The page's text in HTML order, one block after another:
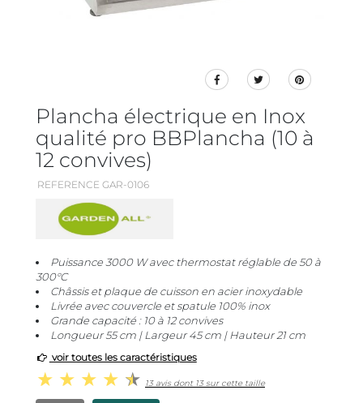
Plancha électrique en Inox
qualité pro BBPlancha (10 à
12 convives)
REFERENCE GAR-0106
Puissance 3000 W avec thermostat réglable de 50 à
300°C
Châssis et plaque de cuisson en acier inoxydable
Livrée avec couvercle et spatule 100% inox
Grande capacité : 10 à 12 convives
Longueur 55 cm | Largeur 45 cm | Hauteur 21 cm
voir toutes les caractéristiques
13 avis dont 13 sur cette taille